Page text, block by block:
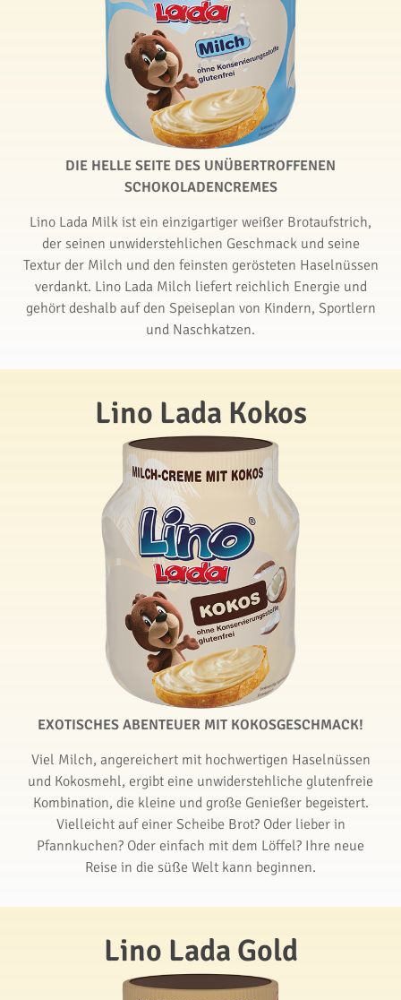
DIE HELLE SEITE DES UNÜBERTROFFENEN
SCHOKOLADENCREMES
Lino Lada Milk ist ein einzigartiger weißer Brotaufstrich,
der seinen unwiderstehlichen Geschmack und seine
Textur der Milch und den feinsten gerösteten Haselnüssen
verdankt. Lino Lada Milch liefert reichlich Energie und
gehört deshalb auf den Speiseplan von Kindern, Sportlern
und Naschkatzen.
Lino Lada Kokos
EXOTISCHES ABENTEUER MIT KOKOSGESCHMACK!
Viel Milch, angereichert mit hochwertigen Haselnüssen
und Kokosmehl, ergibt eine unwiderstehliche glutenfreie
Kombination, die kleine und große Genießer begeistert.
Vielleicht auf einer Scheibe Brot? Oder lieber in
Pfannkuchen? Oder einfach mit dem Löffel? Ihre neue
Reise in die süße Welt kann beginnen.
Lino Lada Gold